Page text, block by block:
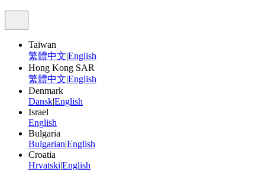
Taiwan
繁體中文|English
Hong Kong SAR
繁體中文|English
Denmark
Dansk|English
Israel
English
Bulgaria
Bulgarian|English
Croatia
Hrvatski|English